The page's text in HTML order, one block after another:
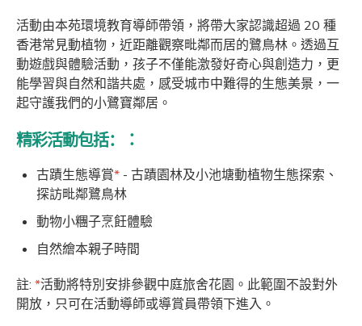
活動由本苑環境教育導師帶領，將帶大家認識超過 20 種
香港常見動植物，近距離觀察毗鄰而居的鷺鳥林。透過互
動遊戲與體驗活動，孩子不僅能激發好奇心與創造力，更
能學習與自然和諧共處，感受城市中難得的生態美景，一
起守護我們的小鷺寶鄰居。
精彩活動包括： ：
古蹟生態導賞* - 古蹟園林及小池塘動植物生態探索、
探訪毗鄰鷺鳥林
動物小糰子烹飪體驗
自然繪本親子時間
註: *活動將特別安排參觀中庭旅舍花園。此範圍不設對外
開放，只可在活動導師或導賞員帶領下進入。